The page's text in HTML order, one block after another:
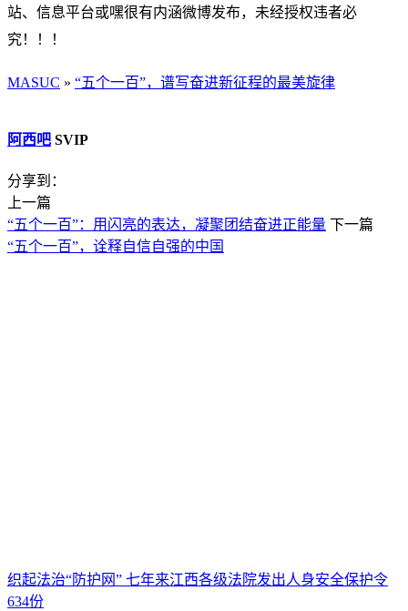
站、信息平台或嘿很有内涵微博发布，未经授权违者必
究！！！
MASUC » “五个一百”，谱写奋进新征程的最美旋律
阿西吧 SVIP
分享到：
上一篇
“五个一百”：用闪亮的表达，凝聚团结奋进正能量 下一篇
“五个一百”，诠释自信自强的中国
织起法治“防护网” 七年来江西各级法院发出人身安全保护令
634份